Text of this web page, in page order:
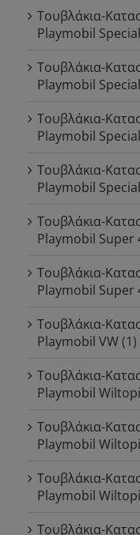
Τουβλάκια-
Playmobil
Τουβλάκια-
Playmobil
Τουβλάκια-
Playmobil
Τουβλάκια-
Playmobil
Τουβλάκια-
Playmobil Super
Τουβλάκια-
Playmobil Super
Τουβλάκια-
Playmobil VW(1)
Τουβλάκια-
Playmobil
Τουβλάκια-
Playmobil
Τουβλάκια-
Playmobil
Τουβλάκια-